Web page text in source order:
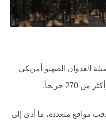
العدوان الصهيو-أمريكي
مواقع متعددة، ما أدى إلى